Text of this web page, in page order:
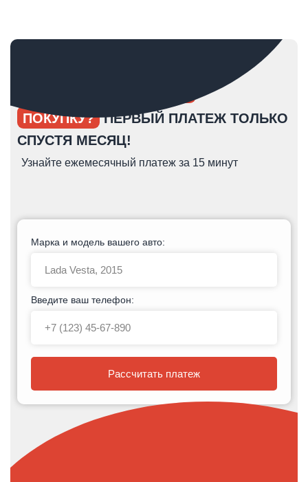
ПОКУПКУ? ПЕРВЫЙ ПЛАТЕЖ ТОЛЬКО
СПУСТЯ МЕСЯЦ!
Узнайте ежемесячный платеж за 15 минут
Марка и модель вашего авто:
Введите ваш телефон:
Рассчитать платеж